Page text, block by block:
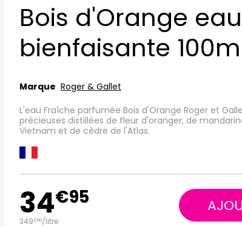
Bois d'Orange
bienfaisante
Marque Roger & Gallet
L'eau Fraîche parfumée Bois d'Orange Roger et
précieuses distillées de fleur d'oranger, de
Vietnam et de cèdre de l'Atlas.
34€95
349€50/litre